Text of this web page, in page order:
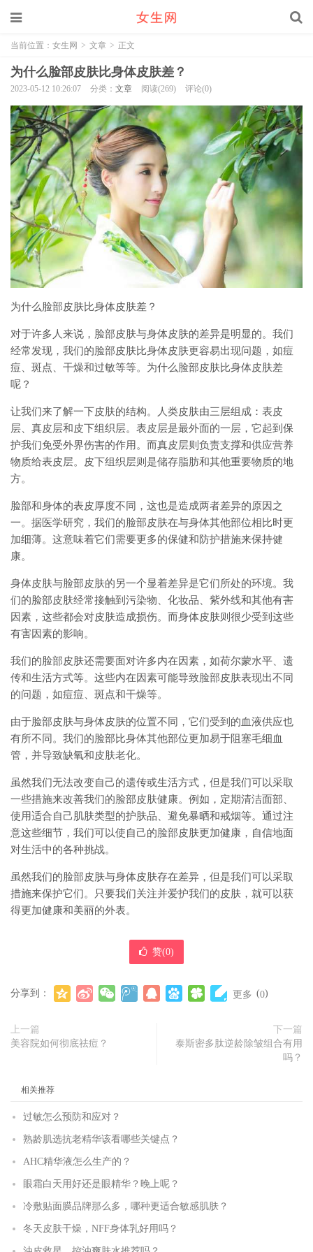
当前位置： 女生网 > 文章 > 正文
为什么脸部皮肤比身体皮肤差？
2023-05-12 10:26:07 分类： 文章 阅读(269) 评论(0)
为什么脸部皮肤比身体皮肤差？
对于许多人来说，脸部皮肤与身体皮肤的差异是明显的。我们
经常发现，我们的脸部皮肤比身体皮肤更容易出现问题，如痘
痘、斑点、干燥和过敏等等。为什么脸部皮肤比身体皮肤差
呢？
让我们来了解一下皮肤的结构。人类皮肤由三层组成：表皮
层、真皮层和皮下组织层。表皮层是最外面的一层，它起到保
护我们免受外界伤害的作用。而真皮层则负责支撑和供应营养
物质给表皮层。皮下组织层则是储存脂肪和其他重要物质的地
方。
脸部和身体的表皮厚度不同，这也是造成两者差异的原因之
一。据医学研究，我们的脸部皮肤在与身体其他部位相比时更
加细薄。这意味着它们需要更多的保健和防护措施来保持健
康。
身体皮肤与脸部皮肤的另一个显着差异是它们所处的环境。我
们的脸部皮肤经常接触到污染物、化妆品、紫外线和其他有害
因素，这些都会对皮肤造成损伤。而身体皮肤则很少受到这些
有害因素的影响。
我们的脸部皮肤还需要面对许多内在因素，如荷尔蒙水平、遗
传和生活方式等。这些内在因素可能导致脸部皮肤表现出不同
的问题，如痘痘、斑点和干燥等。
由于脸部皮肤与身体皮肤的位置不同，它们受到的血液供应也
有所不同。我们的脸部比身体其他部位更加易于阻塞毛细血
管，并导致缺氧和皮肤老化。
虽然我们无法改变自己的遗传或生活方式，但是我们可以采取
一些措施来改善我们的脸部皮肤健康。例如，定期清洁面部、
使用适合自己肌肤类型的护肤品、避免暴晒和戒烟等。通过注
意这些细节，我们可以使自己的脸部皮肤更加健康，自信地面
对生活中的各种挑战。
虽然我们的脸部皮肤与身体皮肤存在差异，但是我们可以采取
措施来保护它们。只要我们关注并爱护我们的皮肤，就可以获
得更加健康和美丽的外表。
赞(0)
分享到： 更多 (0)
上一篇
美容院如何彻底祛痘？
下一篇
泰斯密多肽逆龄除皱组合有用
吗？
相关推荐
过敏怎么预防和应对？
熟龄肌选抗老精华该看哪些关键点？
AHC精华液怎么生产的？
眼霜白天用好还是眼精华？晚上呢？
冷敷贴面膜品牌那么多，哪种更适合敏感肌肤？
冬天皮肤干燥，NFF身体乳好用吗？